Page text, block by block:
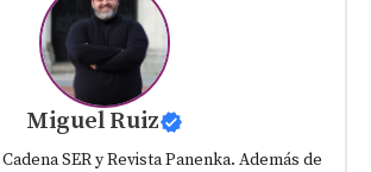
Miguel Ruiz
SER y Revista Panenka. Además de